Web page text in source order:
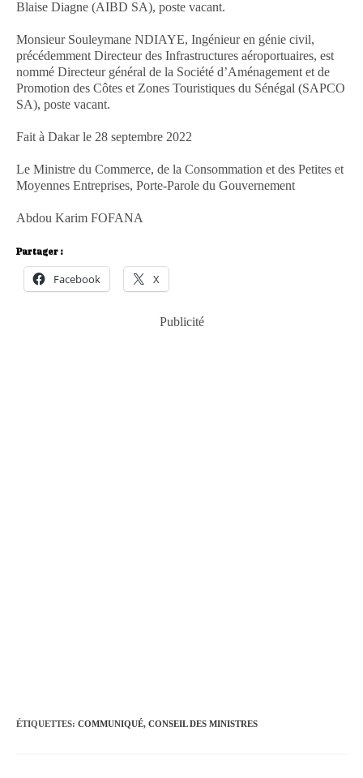
Blaise Diagne (AIBD SA), poste vacant.
Monsieur Souleymane NDIAYE, Ingénieur en génie civil,
précédemment Directeur des Infrastructures aéroportuaires, est
nommé Directeur général de la Société d’Aménagement et de
Promotion des Côtes et Zones Touristiques du Sénégal (SAPCO
SA), poste vacant.
Fait à Dakar le 28 septembre 2022
Le Ministre du Commerce, de la Consommation et des Petites et
Moyennes Entreprises, Porte-Parole du Gouvernement
Abdou Karim FOFANA
Partager :
Facebook X
Publicité
ÉTIQUETTES: COMMUNIQUÉ, CONSEIL DES MINISTRES